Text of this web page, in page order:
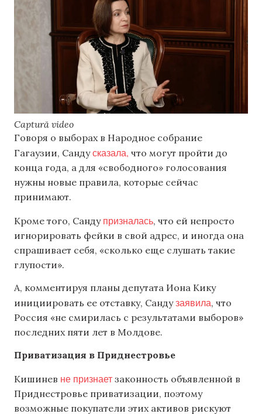
Captură video
Говоря о выборах в Народное собрание
Гагаузии, Сандусказала, что могут пройти до
конца года, а для «свободного» голосования
нужны новые правила, которые сейчас
принимают.
Кроме того, Санду призналась, что ей непросто
игнорировать фейки в свой адрес, и иногда она
спрашивает себя, «сколько еще слушать такие
глупости».
А, комментируя планы депутата Иона Кику
инициировать ее отставку, Сандузаявила, что
Россия «не смирилась с результатами выборов»
последних пяти лет в Молдове.
Приватизация в Приднестровье
Кишинев не признает законность объявленной в
Приднестровье приватизации, поэтому
возможные покупатели этих активов рискуют